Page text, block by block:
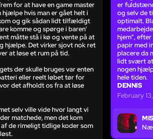
for at have en game master
hvis man er gået helt i
og gik sådan lidt tilfældigt
komme og spørge i baren'
måtte stå i kø og vente på at
hjælpe. Det virker sjovt nok ret
at løse et rum på tid.
der skulle bruges var enten
eller reelt løbet tør for
det afholdt os fra at løse
selv ville vide hvor langt vi
matchede, men det kom
de rimeligt tidlige koder som
er
og selv de
optimalt.
hjem",
papir med
placere da
lidt svært at
nogen
hele tiden.
DENNIS
February